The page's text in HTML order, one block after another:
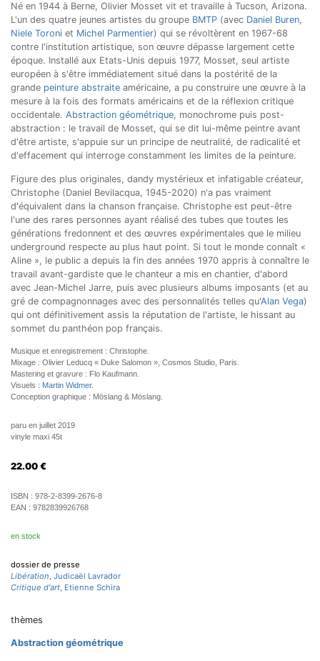
Né en 1944 à Berne, Olivier Mosset vit et travaille à Tucson, Arizona.
L'un des quatre jeunes artistes du groupe BMTP (avec Daniel Buren,
Niele Toroni et Michel Parmentier) qui se révoltèrent en 1967-68
contre l'institution artistique, son œuvre dépasse largement cette
époque. Installé aux Etats-Unis depuis 1977, Mosset, seul artiste
européen à s'être immédiatement situé dans la postérité de la
grande peinture abstraite américaine, a pu construire une œuvre à la
mesure à la fois des formats américains et de la réflexion critique
occidentale. Abstraction géométrique, monochrome puis post-
abstraction : le travail de Mosset, qui se dit lui-même peintre avant
d'être artiste, s'appuie sur un principe de neutralité, de radicalité et
d'effacement qui interroge constamment les limites de la peinture.
Figure des plus originales, dandy mystérieux et infatigable créateur,
Christophe (Daniel Bevilacqua, 1945-2020) n'a pas vraiment
d'équivalent dans la chanson française. Christophe est peut-être
l'une des rares personnes ayant réalisé des tubes que toutes les
générations fredonnent et des œuvres expérimentales que le milieu
underground respecte au plus haut point. Si tout le monde connaît «
Aline », le public a depuis la fin des années 1970 appris à connaître le
travail avant-gardiste que le chanteur a mis en chantier, d'abord
avec Jean-Michel Jarre, puis avec plusieurs albums imposants (et au
gré de compagnonnages avec des personnalités telles qu'Alan Vega)
qui ont définitivement assis la réputation de l'artiste, le hissant au
sommet du panthéon pop français.
Musique et enregistrement : Christophe.
Mixage : Olivier Leducq « Duke Salomon », Cosmos Studio, Paris.
Mastering et gravure : Flo Kaufmann.
Visuels : Martin Widmer.
Conception graphique : Möslang & Möslang.
paru en juillet 2019
vinyle maxi 45t
22.00 €
ISBN : 978-2-8399-2676-8
EAN : 9782839926768
en stock
dossier de presse
Libération, Judicaël Lavrador
Critique d'art, Etienne Schira
thèmes
Abstraction géométrique